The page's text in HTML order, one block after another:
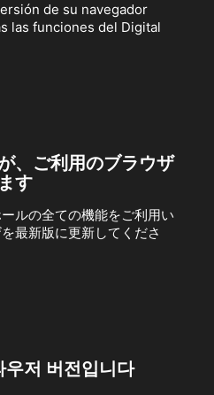
de su navegador
las funciones del Digital
、ご利用のブラウザ
す
ルの全ての機能をご利用い
最新版に更新してくださ
우저 버전입니다